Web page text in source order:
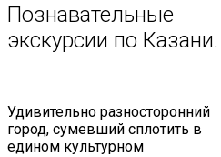
Познавательные
экскурсии по Казани.
Удивительно разносторонний
город, сумевший сплотить в
едином культурном